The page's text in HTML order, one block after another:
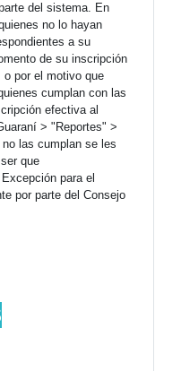
del sistema. En
no lo hayan
a su
de su inscripción
por el motivo que
cumplan con las
efectiva al
> "Reportes" >
las cumplan se les
que
para el
por parte del Consejo